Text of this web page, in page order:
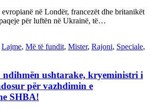
në Londër, francezët dhe britanikët
për luftën në Ukrainë, të…
Lajme, Më të fundit, Mister, Rajoni, Speciale,
ushtarake, kryeministri i
për vazhdimin e
SHBA!